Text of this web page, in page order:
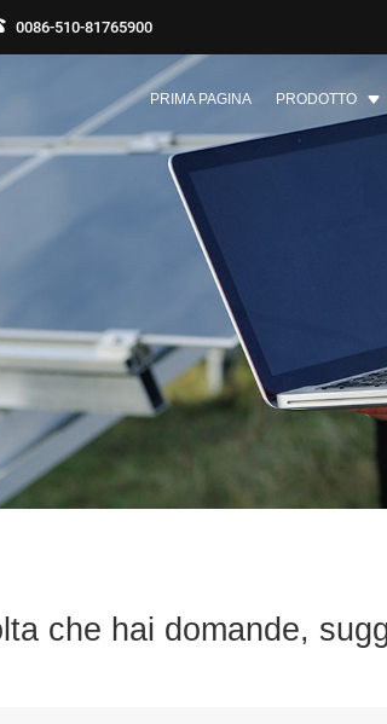
0086-510-81765900
PRIMA PAGINA PRODOTTO
che hai domande,